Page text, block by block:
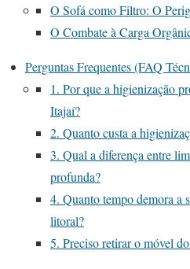
O Sofá como Filtro: O
O Combate à Carga
Perguntas Frequentes (FAQ
1. Por que a higienização
Itajaí?
2. Quanto custa a
3. Qual a diferença entre
profunda?
4. Quanto tempo demora a
litoral?
5. Preciso retirar o móvel